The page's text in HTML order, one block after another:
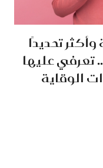
تحديدًا
تعرفي عليها
الوقاية